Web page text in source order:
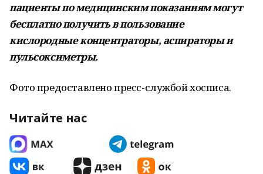
пациенты по медицинским показаниям могут
бесплатно получить в пользование
кислородные концентраторы, аспираторы и
пульсоксиметры.
Фото предоставлено пресс-службой хосписа.
Читайте нас